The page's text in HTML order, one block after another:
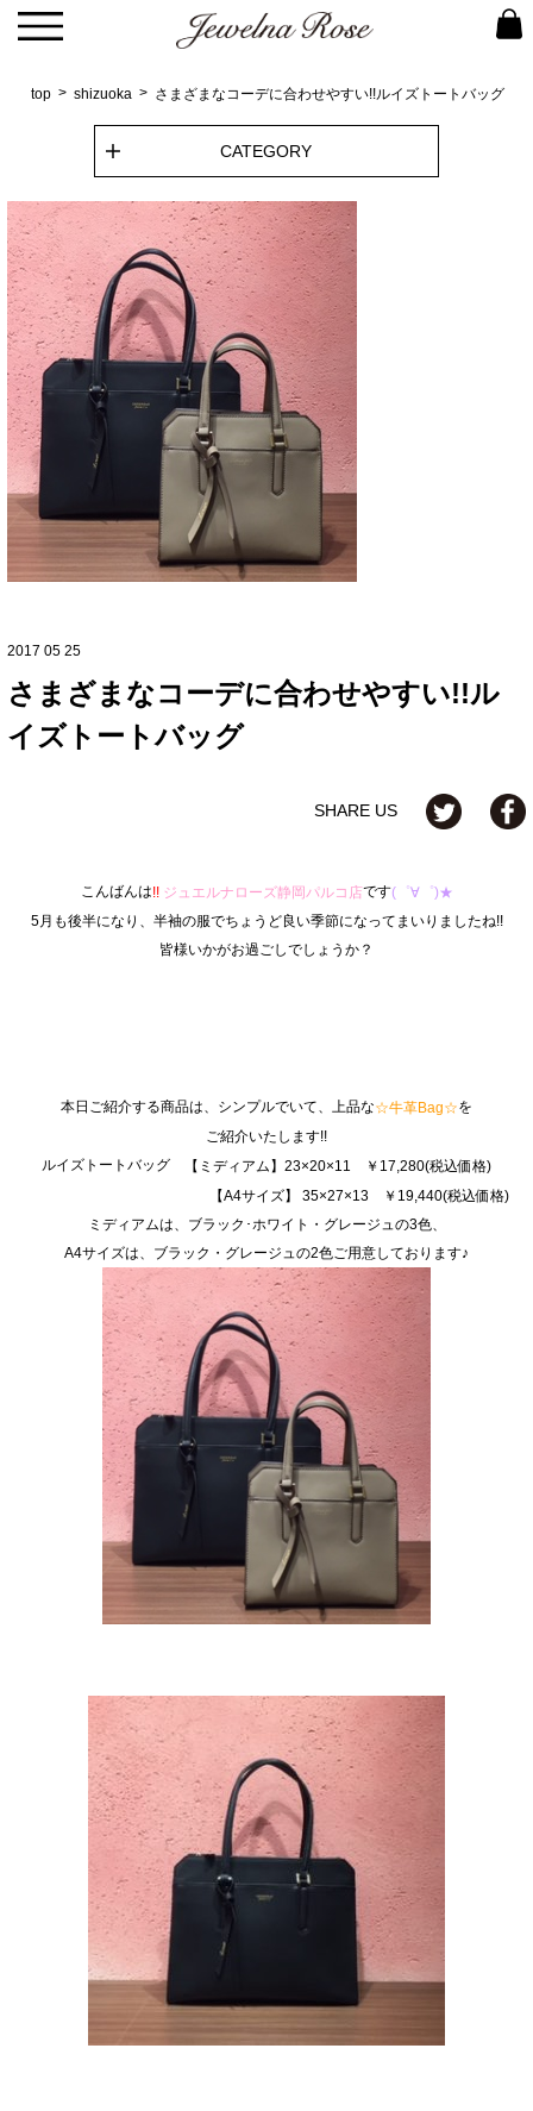
top shizuoka さまざまなコーデに合わせやすい!!ルイズトートバッグ
CATEGORY
2017 05 25
さまざまなコーデに合わせやすい!!ル
イズトートバッグ
SHARE US
こんばんは!! ジュエルナローズ静岡パルコ店です(゜∀゜)★
5月も後半になり、半袖の服でちょうど良い季節になってまいりましたね!!
皆様いかがお過ごしでしょうか？
本日ご紹介する商品は、シンプルでいて、上品な☆牛革Bag☆を
ご紹介いたします!!
ルイズトートバッグ
【ミディアム】23×20×11 ￥17,280(税込価格)
【A4サイズ】 35×27×13 ￥19,440(税込価格)
ミディアムは、ブラック･ホワイト・グレージュの3色、
A4サイズは、ブラック・グレージュの2色ご用意しております♪